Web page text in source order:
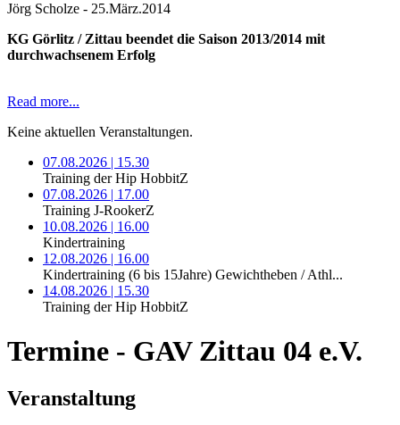
Jörg Scholze - 25.März.2014
KG Görlitz / Zittau beendet die Saison 2013/2014 mit
durchwachsenem Erfolg
Read more...
Keine aktuellen Veranstaltungen.
07.08.2026 | 15.30
Training der Hip HobbitZ
07.08.2026 | 17.00
Training J-RookerZ
10.08.2026 | 16.00
Kindertraining
12.08.2026 | 16.00
Kindertraining (6 bis 15Jahre) Gewichtheben / Athl...
14.08.2026 | 15.30
Training der Hip HobbitZ
Termine - GAV Zittau 04 e.V.
Veranstaltung